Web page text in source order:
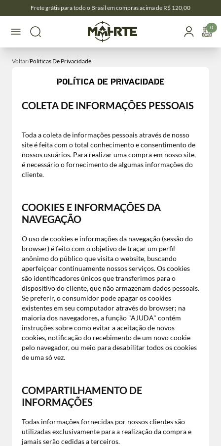
Frete grátis para todo o Brasil em compras acima de R$ 120,00
0
Voltar/Politicas De Privacidade
POLÍTICA DE PRIVACIDADE
COLETA DE INFORMAÇÕES PESSOAIS
Toda a coleta de informações pessoais através de nosso
site é feita com o total conhecimento e consentimento de
nossos usuários. Para realizar uma compra em nosso site,
é necessário o fornecimento de algumas informações do
cliente.
COOKIES E INFORMAÇÕES DA
NAVEGAÇÃO
O uso de cookies e informações da navegação (sessão do
browser) é feito com o objetivo de traçar um perfil
anônimo do público que visita o website, buscando
aperfeiçoar continuamente nossos serviços. Os cookies
são identificadores únicos que transferimos para o
dispositivo do cliente, que não armazenam dados pessoais.
Se preferir, o consumidor pode apagar os cookies
existentes em seu computador através do browser; na
maioria dos navegadores, a função "AJUDA" contém
instruções sobre como evitar a aceitação de novos
cookies, notificação do recebimento de um novo cookie
pelo navegador, ou meio para desabilitar todos os cookies
de uma só vez.
COMPARTILHAMENTO DE
INFORMAÇÕES
Todas informações fornecidas por nossos clientes são
utilizadas exclusivamente para a realização da compra e
jamais serão cedidas a terceiros.